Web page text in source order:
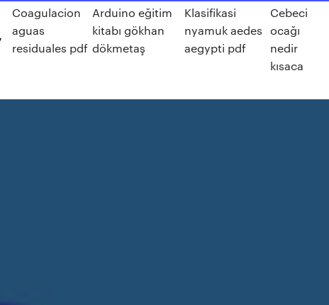
Coagulacion
aguas
residuales pdf
Arduino eğitim
kitabı gökhan
dökmetaş
Klasifikasi
nyamuk aedes
aegypti pdf
Cebeci
ocağı
nedir
kısaca